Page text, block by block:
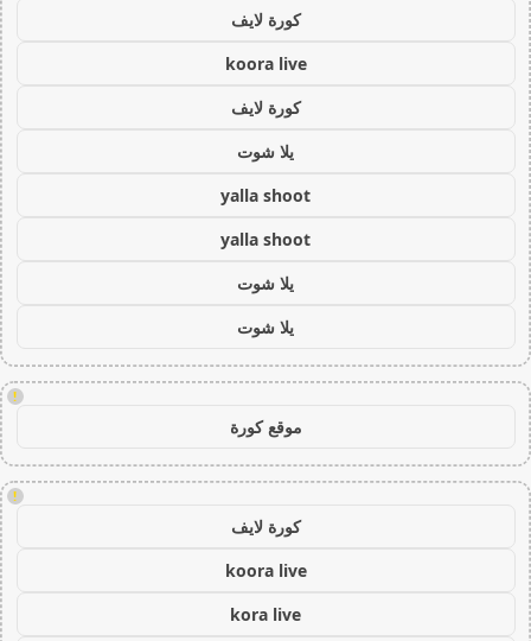
كورة لايف
koora live
كورة لايف
يلا شوت
yalla shoot
yalla shoot
يلا شوت
يلا شوت
!
موقع كورة
!
كورة لايف
koora live
kora live